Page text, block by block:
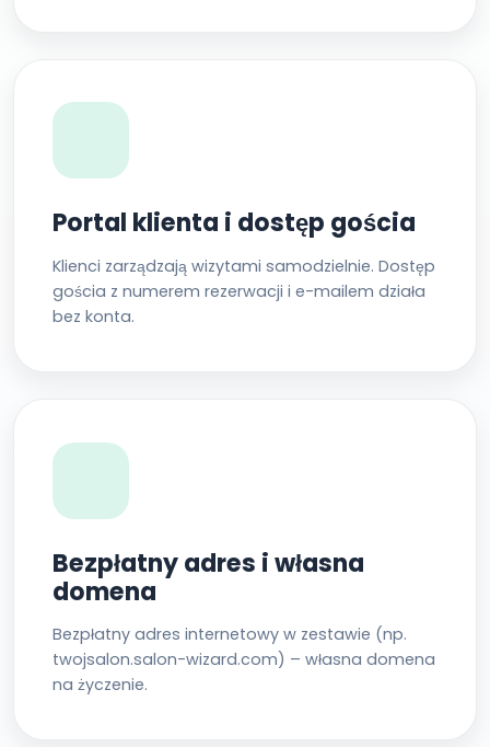
Portal klienta i dostęp gościa
Klienci zarządzają wizytami samodzielnie. Dostęp
gościa z numerem rezerwacji i e-mailem działa
bez konta.
Bezpłatny adres i własna
domena
Bezpłatny adres internetowy w zestawie (np.
twojsalon.salon-wizard.com) – własna domena
na życzenie.